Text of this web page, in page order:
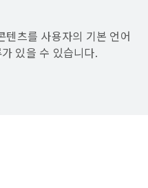
츠를 사용자의 기본 언어
있을 수 있습니다.